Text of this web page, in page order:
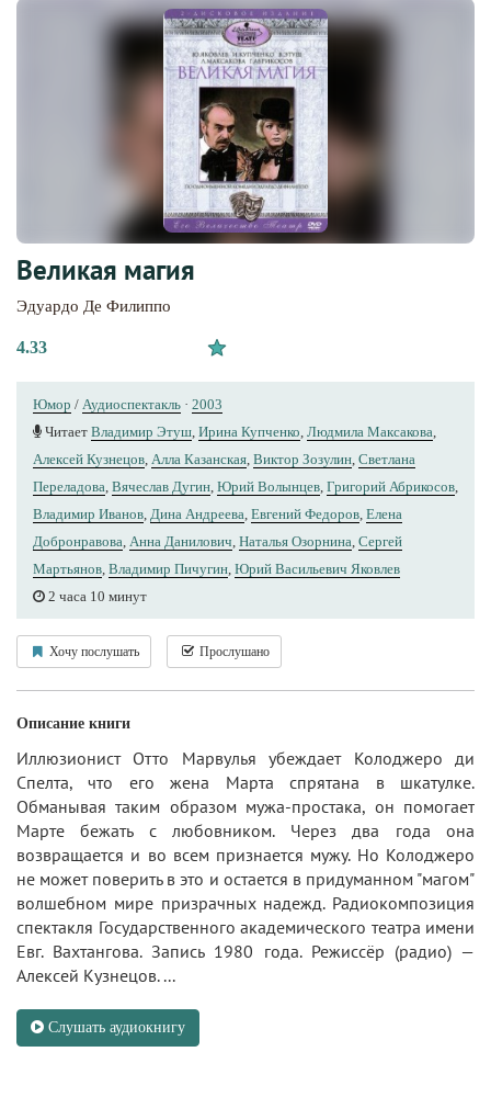
Великая магия
Эдуардо Де Филиппо
4.33
Юмор / Аудиоспектакль · 2003
Читает Владимир Этуш Ирина Купченко Людмила Максакова
Алексей Кузнецов Алла Казанская Виктор Зозулин Светлана
Переладова Вячеслав Дугин Юрий Волынцев Григорий Абрикосов
Владимир Иванов Дина Андреева Евгений Федоров Елена
Добронравова Анна Данилович Наталья Озорнина Сергей
Мартьянов Владимир Пичугин Юрий Вacильeвич Яковлев
2 часа 10 минут
Хочу послушать Прослушано
Описание книги
Иллюзионист Отто Марвулья убеждает Колоджеро ди
Спелта, что его жена Марта спрятана в шкатулке.
Обманывая таким образом мужа-простака, он помогает
Марте бежать с любовником. Через два года она
возвращается и во всем признается мужу. Но Колоджеро
не может поверить в это и остается в придуманном "магом"
волшебном мире призрачных надежд. Радиокомпозиция
спектакля Государственного академического театра имени
Евг. Вахтангова. Запись 1980 года. Режиссёр (радио) —
Алексей Кузнецов. ...
Слушать аудиокнигу